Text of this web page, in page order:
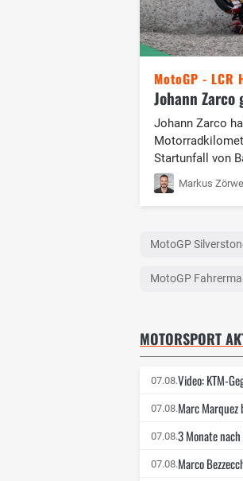
MotoGP - LCR
Johann
Johann Zarco
Startunfall von
Markus
MotoGP
MotoGP
MOTORSPORT
Video: KTM-
07.08.
Marc
07.08.
3 Monate
07.08.
Marco
07.08.